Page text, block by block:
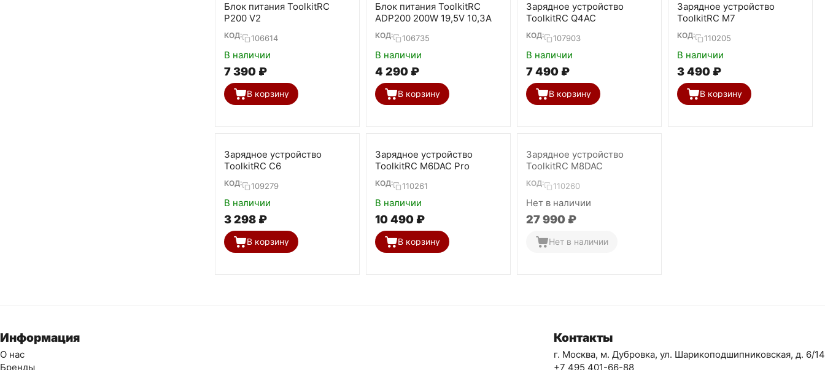
Блок питания ToolkitRC
P200 V2
КОД: 106614
В наличии
7 390 ₽
В корзину
Блок питания ToolkitRC
ADP200 200W 19,5V 10,3А
КОД: 106735
В наличии
4 290 ₽
В корзину
Зарядное устройство
ToolkitRC Q4AC
КОД: 107903
В наличии
7 490 ₽
В корзину
Зарядное устройство
ToolkitRC M7
КОД: 110205
В наличии
3 490 ₽
В корзину
Зарядное устройство
ToolkitRC C6
КОД: 109279
В наличии
3 298 ₽
В корзину
Зарядное устройство
ToolkitRC M6DAC Pro
КОД: 110261
В наличии
10 490 ₽
В корзину
Зарядное устройство
ToolkitRC M8DAC
КОД: 110260
Нет в наличии
27 990 ₽
Нет в наличии
Информация
О нас
Бренды
Контакты
г. Москва, м. Дубровка, ул. Шарикоподшипниковская, д. 6/14
+7 495 401-66-88